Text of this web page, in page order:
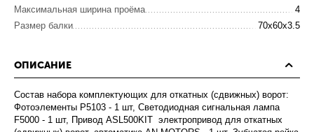
Максимальная ширина проёма
4
Размер балки
70x60x3.5
ОПИСАНИЕ
Состав набора комплектующих для откатных (сдвижных) ворот:
Фотоэлементы P5103 - 1 шт, Светодиодная сигнальная лампа
F5000 - 1 шт, Привод ASL500KIT электропривод для откатных